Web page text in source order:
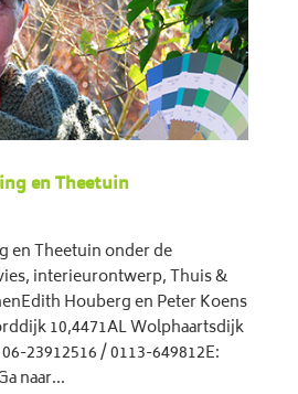
en Theetuin
en Theetuin onder de
interieurontwerp, Thuis &
Houberg en Peter Koens
10,4471AL Wolphaartsdijk
23912516 / 0113-649812E:
naar...